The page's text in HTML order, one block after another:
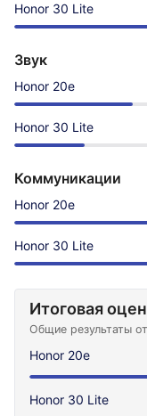
Honor 30 Lite
Звук
Honor 20e
Honor 30 Lite
Коммуникации
Honor 20e
Honor 30 Lite
Итоговая
Общие результаты
Honor 20e
Honor 30 Lite